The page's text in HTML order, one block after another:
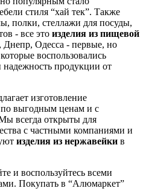
стиля “хай тек”. Также
полки, стеллажи для посуды,
- все это изделия из пищевой
Днепр, Одесса - первые, но
воспользовались
продукции от
изготовление
выгодным ценам и с
всегда открыты для
с частными компаниями и
изделия из нержавейки в
и воспользуйтесь всеми
Покупать в “Алюмаркет”